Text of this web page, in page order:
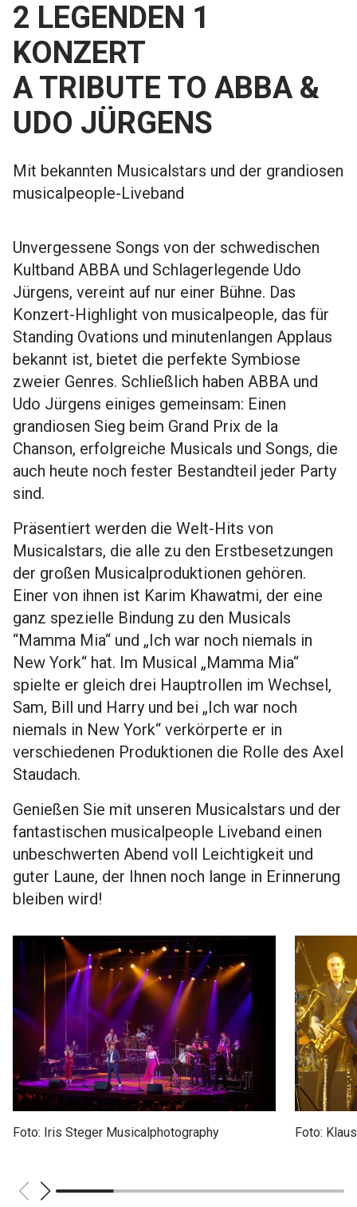
Show
Besucherinfos
2 LEGENDEN 1
KONZERT
A TRIBUTE TO ABBA &
UDO JÜRGENS
Mit bekannten Musicalstars und der grandiosen
musicalpeople-Liveband
Unvergessene Songs von der schwedischen
Kultband ABBA und Schlagerlegende Udo
Jürgens, vereint auf nur einer Bühne. Das
Konzert-Highlight von musicalpeople, das für
Standing Ovations und minutenlangen Applaus
bekannt ist, bietet die perfekte Symbiose
zweier Genres. Schließlich haben ABBA und
Udo Jürgens einiges gemeinsam: Einen
grandiosen Sieg beim Grand Prix de la
Chanson, erfolgreiche Musicals und Songs, die
auch heute noch fester Bestandteil jeder Party
sind.
Präsentiert werden die Welt-Hits von
Musicalstars, die alle zu den Erstbesetzungen
der großen Musicalproduktionen gehören.
Einer von ihnen ist Karim Khawatmi, der eine
ganz spezielle Bindung zu den Musicals
“Mamma Mia“ und „Ich war noch niemals in
New York“ hat. Im Musical „Mamma Mia“
spielte er gleich drei Hauptrollen im Wechsel,
Sam, Bill und Harry und bei „Ich war noch
niemals in New York“ verkörperte er in
verschiedenen Produktionen die Rolle des Axel
Staudach.
Genießen Sie mit unseren Musicalstars und der
fantastischen musicalpeople Liveband einen
unbeschwerten Abend voll Leichtigkeit und
guter Laune, der Ihnen noch lange in Erinnerung
bleiben wird!
Foto: Iris Steger Musicalphotography Foto: